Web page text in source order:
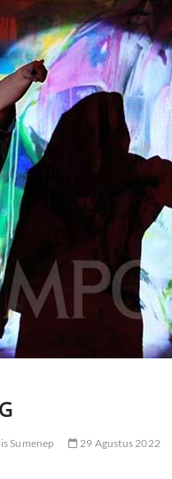
Sumenep 29 Agustus 2022